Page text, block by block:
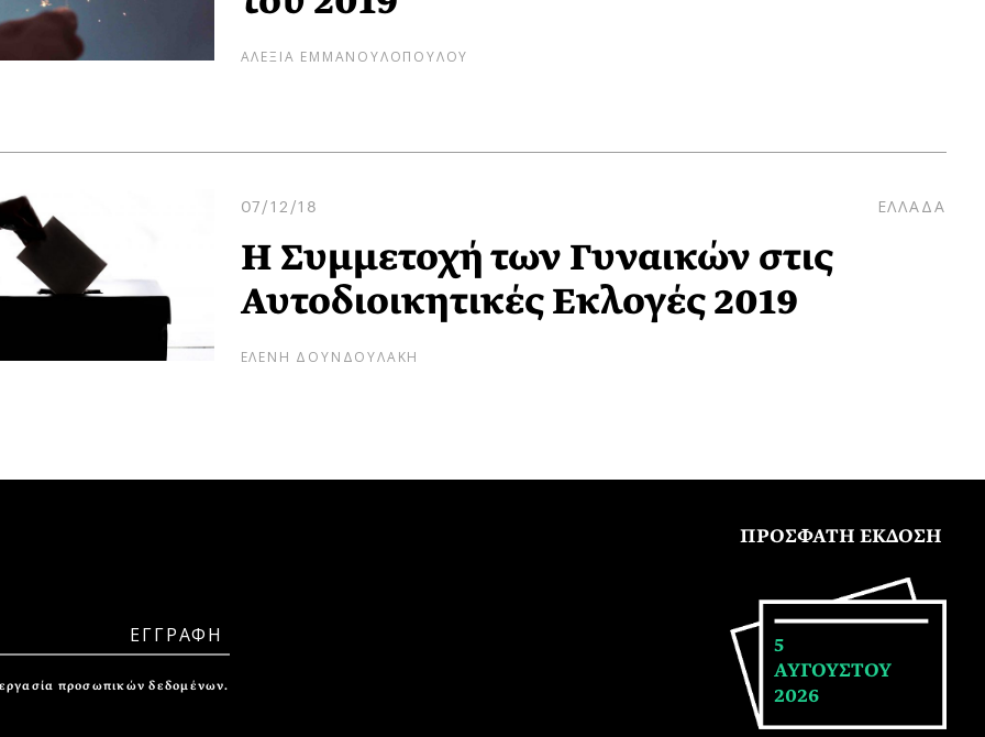
ΑΛΕΞΙΑ ΕΜΜΑΝΟΥΛΟΠΟΥΛΟΥ
07/12/18 ΕΛΛΑΔΑ
H Συμμετοχή των Γυναικών στις
Αυτοδιοικητικές Εκλογές 2019
ΕΛΕΝΗ ΔΟΥΝΔΟΥΛΑΚΗ
προσωπικών δεδομένων.
ΠΡΟΣΦΑΤΗ ΕΚΔΟΣΗ
5
ΑΥΓΟΥΣΤΟΥ
2026